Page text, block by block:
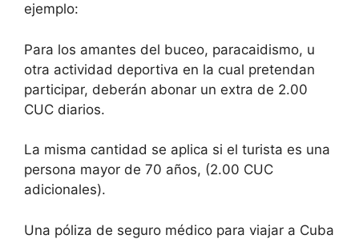
ejemplo:
Para los amantes del buceo, paracaidismo, u
otra actividad deportiva en la cual pretendan
participar, deberán abonar un extra de 2.00
CUC diarios.
La misma cantidad se aplica si el turista es una
persona mayor de 70 años, (2.00 CUC
adicionales).
Una póliza de seguro médico para viajar a Cuba